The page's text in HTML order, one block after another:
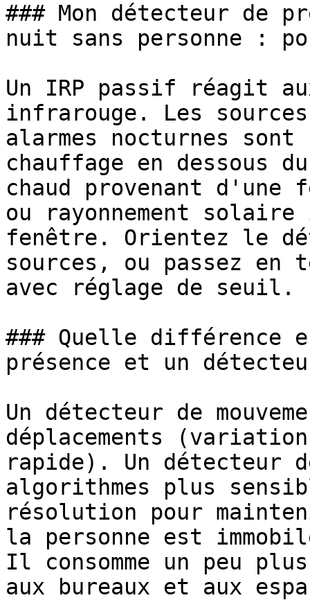
### Mon détecteur de
nuit sans personne :
Un IRP passif réagit
infrarouge. Les
alarmes nocturnes
chauffage en dessous
chaud provenant d'une
ou rayonnement
fenêtre. Orientez le
sources, ou passez en
avec réglage de seuil.
### Quelle différence
présence et un
Un détecteur de
déplacements
rapide). Un détecteur
algorithmes plus
résolution pour
la personne est
Il consomme un peu
aux bureaux et aux